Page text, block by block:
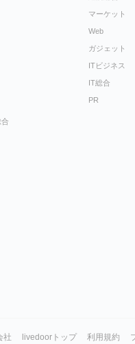
マーケット
Web
ガジェット
ITビジネス
IT総合
PR
社 livedoorトップ 利用規約